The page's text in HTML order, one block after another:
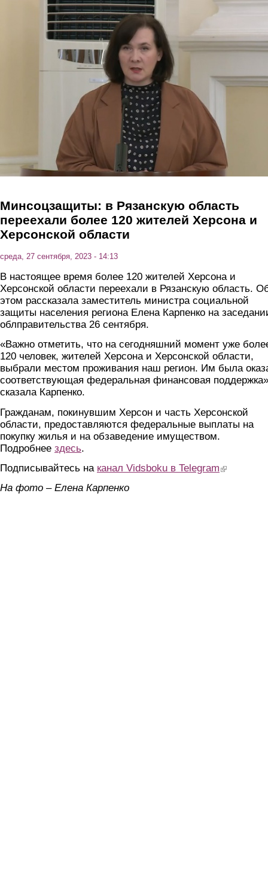
Перейти к основному содержанию
Минсоцзащиты: в Рязанскую область
переехали более 120 жителей Херсона и
Херсонской области
среда, 27 сентября, 2023 - 14:13
В настоящее время более 120 жителей Херсона и
Херсонской области переехали в Рязанскую область.
этом рассказала заместитель министра социальной
защиты населения региона Елена Карпенко на
облправительства 26 сентября.
«Важно отметить, что на сегодняшний момент уже
120 человек, жителей Херсона и Херсонской области,
выбрали местом проживания наш регион. Им была
соответствующая федеральная финансовая
сказала Карпенко.
Гражданам, покинувшим Херсон и часть Херсонской
области, предоставляются федеральные выплаты на
покупку жилья и на обзаведение имуществом.
Подробнее здесь.
Подписывайтесь на канал Vidsboku в Telegram (link is
На фото – Елена Карпенко